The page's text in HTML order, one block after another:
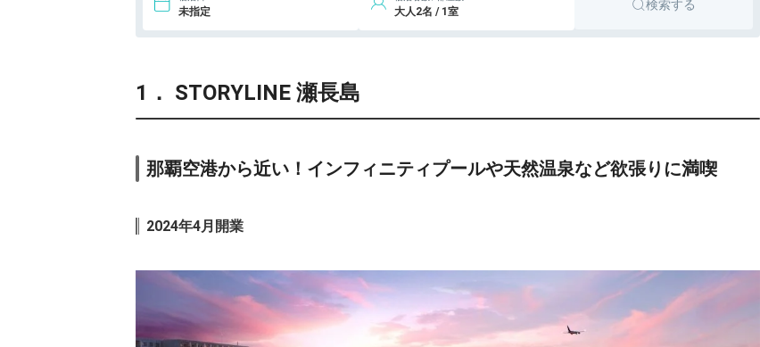
未指定 大人2名 / 1室 検索する
1． STORYLINE 瀬長島
那覇空港から近い！インフィニティプールや天然温泉など欲張りに満喫
2024年4月開業